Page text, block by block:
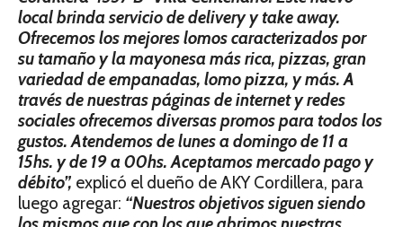
local brinda servicio de delivery y take away.
Ofrecemos los mejores lomos caracterizados por
su tamaño y la mayonesa más rica, pizzas, gran
variedad de empanadas, lomo pizza, y más. A
través de nuestras páginas de internet y redes
sociales ofrecemos diversas promos para todos los
gustos. Atendemos de lunes a domingo de 11 a
15hs. y de 19 a 00hs. Aceptamos mercado pago y
débito”, explicó el dueño de AKY Cordillera, para
luego agregar: “Nuestros objetivos siguen siendo